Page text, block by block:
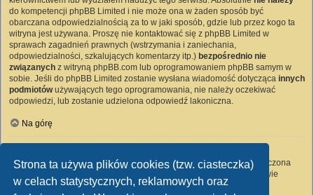
Strona ta używa plików cookies (tzw. ciasteczka)
w celach statystycznych, reklamowych oraz
do kompetencji phpBB Limited i nie może ona w żaden sposób być
obarczana odpowiedzialnością za to w jaki sposób, gdzie lub przez kogo ta
witryna jest używana. Proszę nie kontaktować się z phpBB Limited w
sprawach zagadnień prawnych (wstrzymania i zaniechania,
odpowiedzialności, szkalujących komentarzy itp.) bezpośrednio nie
związanych z witryną phpBB.com lub oprogramowaniem phpBB samym w
sobie. Jeśli do phpBB Limited zostanie wysłana wiadomość dotycząca innych
podmiotówużywających tego oprogramowania, nie należy oczekiwać
odpowiedzi, lub zostanie udzielona odpowiedź lakoniczna.
Na górę
Wszyscy użytkownicy witryny mogą używać – jeśli funkcja ta jest włączona
przez administratora witryny – formularza „Kontakt z nami”. Członkowie
witryny mogą także używać odnośnika „Zespół administracyjny”.